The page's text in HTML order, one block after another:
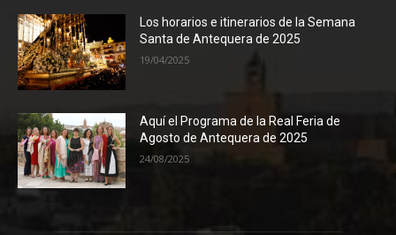
Los horarios e itinerarios de la Semana
Santa de Antequera de 2025
19/04/2025
Aquí el Programa de la Real Feria de
Agosto de Antequera de 2025
24/08/2025